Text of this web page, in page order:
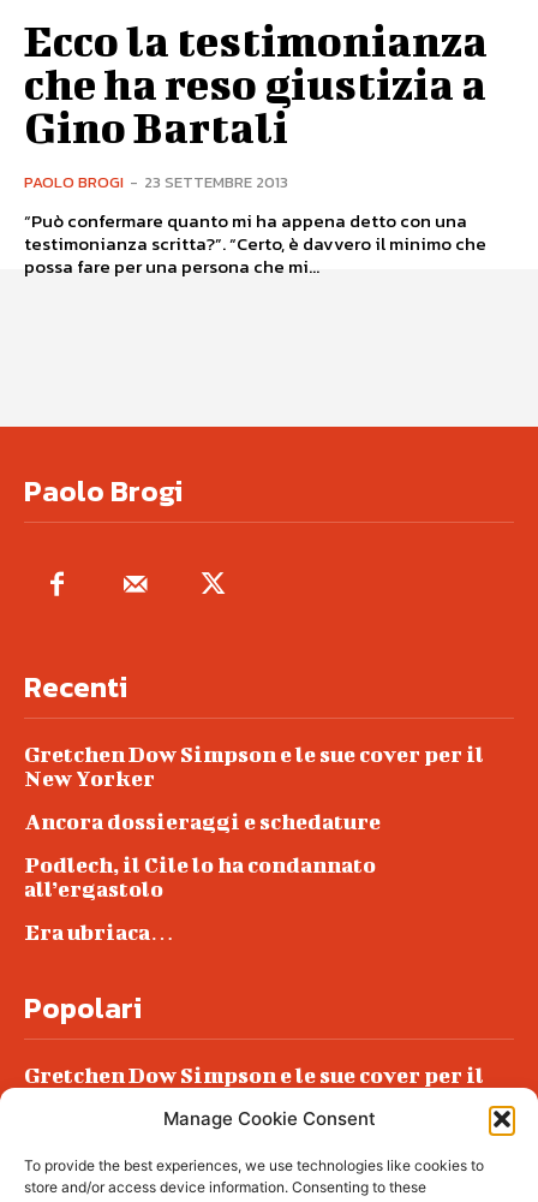
Manage Cookie Consent
To provide the best experiences, we use technologies like cookies to
store and/or access device information. Consenting to these
Ecco la testimonianza
che ha reso giustizia a
Gino Bartali
PAOLO BROGI - 23 SETTEMBRE 2013
“Può confermare quanto mi ha appena detto con una
testimonianza scritta?”. “Certo, è davvero il minimo che
possa fare per una persona che mi...
Paolo Brogi
Recenti
Gretchen Dow Simpson e le sue cover per il
New Yorker
Ancora dossieraggi e schedature
Podlech, il Cile lo ha condannato
all’ergastolo
Era ubriaca…
Popolari
Gretchen Dow Simpson e le sue cover per il
Podlech, il Cile lo ha condannato